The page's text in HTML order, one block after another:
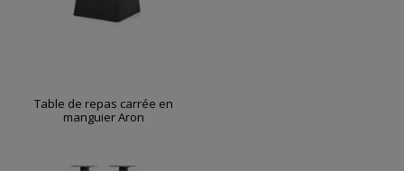
Table de repas carrée en
manguier Aron